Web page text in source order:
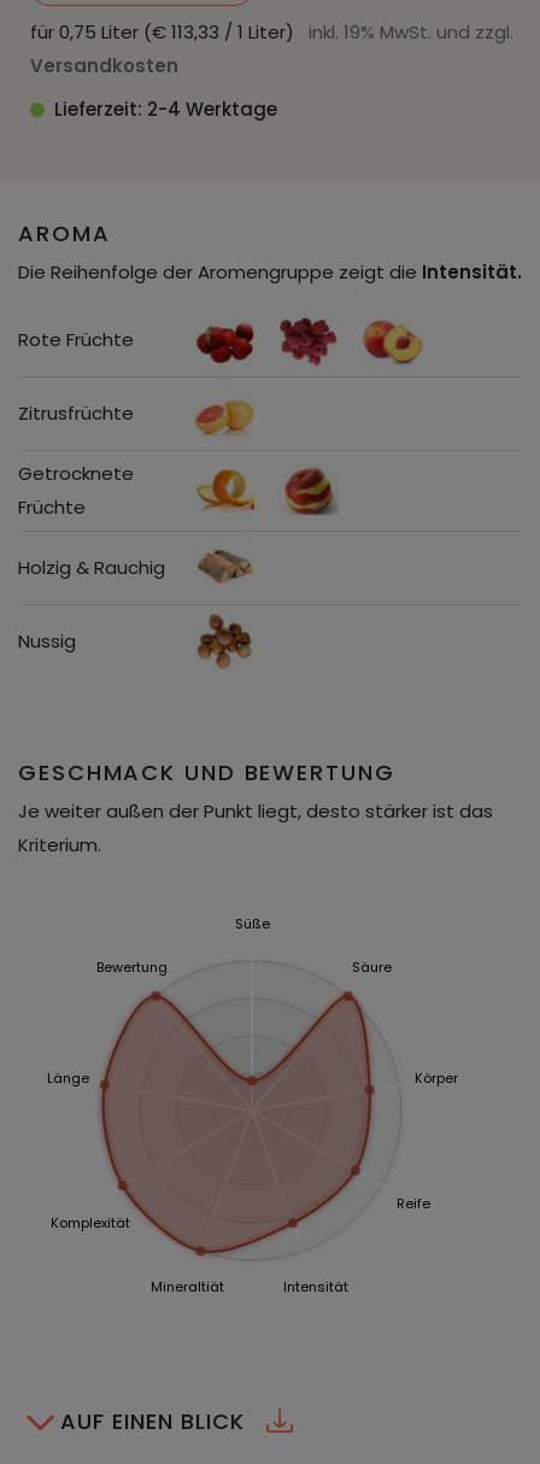
für 0,75 Liter (€ 113,33 / 1 Liter) inkl. 19% MwSt. und zzgl.
Versandkosten
Lieferzeit: 2-4 Werktage
AROMA
Die Reihenfolge der Aromengruppe zeigt die Intensität.
Rote Früchte
Zitrusfrüchte
Getrocknete
Früchte
Holzig & Rauchig
Nussig
GESCHMACK UND BEWERTUNG
Je weiter außen der Punkt liegt, desto stärker ist das
Kriterium.
Süße
Säure
Körper
Reife
Intensität
Mineraltiät
Komplexität
Länge
Bewertung
AUF EINEN BLICK